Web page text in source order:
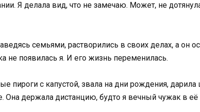
Я делала вид, что не замечаю. Может, не
семьями, растворились в своих делах, а он
появилась я. И его жизнь переменилась.
пироги с капустой, звала на дни рождения,
Она держала дистанцию, будто я вечный чужак в